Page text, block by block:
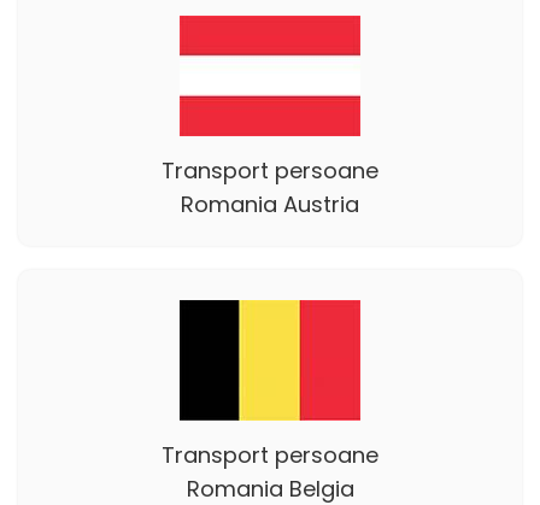
Transport persoane
Romania Austria
Transport persoane
Romania Belgia